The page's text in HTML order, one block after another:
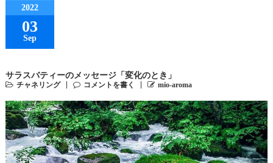
2022
03
Sep
サラスバティーのメッセージ「変化のとき」
チャネリング コメントを書く mio-aroma